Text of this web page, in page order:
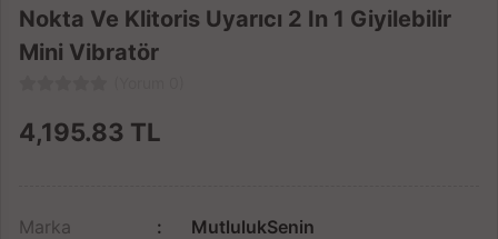
Nokta Ve Klitoris Uyarıcı 2 In 1 Giyilebilir
Mini Vibratör
4,195.83 TL
Marka
MutlulukSenin